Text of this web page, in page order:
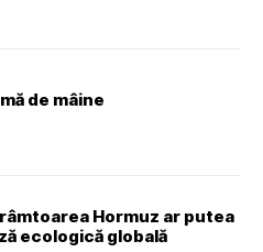
de mâine
Hormuz ar putea
ecologică globală